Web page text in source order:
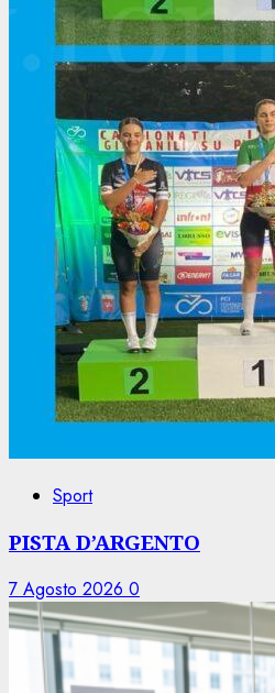
Sport
PISTA D’ARGENTO
7 Agosto 2026 0